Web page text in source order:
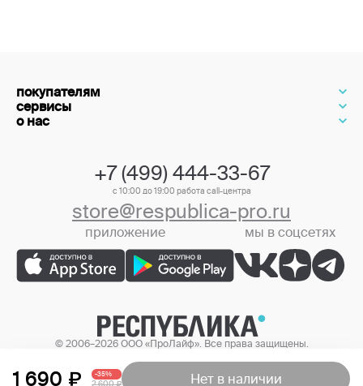
1 690 -35%
2 600 Нет в наличии
покупателям
сервисы
о нас
+7 (499) 444-33-67
с 10:00 до 19:00 работа call-центра
store@respublica-pro.ru
приложение мы в соцсетях
© 2006–2026 ООО «ПроЛайф». Все права защищены.